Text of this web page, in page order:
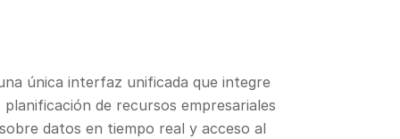
única interfaz unificada que integre
de recursos empresariales
datos en tiempo real y acceso al